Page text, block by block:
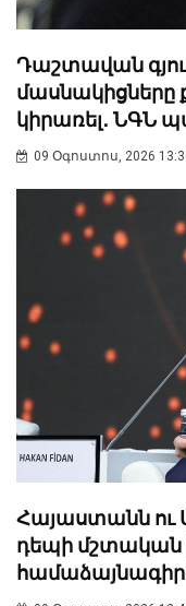
Դաշտավան
մասնակիցները
կիրառել․ ՆԳՆ
09 Օգոստոս, 2026
Հայաստանն ու
դեպի